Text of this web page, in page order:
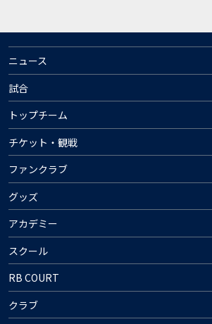
ニュース
試合
トップチーム
チケット・観戦
ファンクラブ
グッズ
アカデミー
スクール
RB COURT
クラブ